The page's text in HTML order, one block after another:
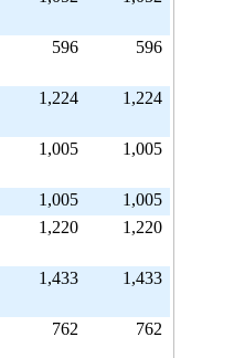
596 596
1,224 1,224
1,005 1,005
1,005
1,005
1,220
1,220
1,433 1,433
762 762